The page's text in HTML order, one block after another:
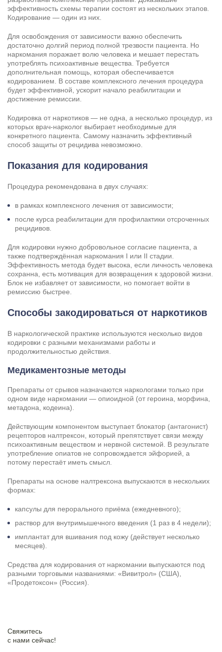
эффективность схемы терапии состоят из нескольких этапов.
Кодирование — один из них.
Для освобождения от зависимости важно обеспечить
достаточно долгий период полной трезвости пациента. Но
наркомания поражает волю человека и мешает перестать
употреблять психоактивные вещества. Требуется
дополнительная помощь, которая обеспечивается
кодированием. В составе комплексного лечения процедура
будет эффективной, ускорит начало реабилитации и
достижение ремиссии.
Кодировка от наркотиков — не одна, а несколько процедур, из
которых врач-нарколог выбирает необходимые для
конкретного пациента. Самому назначить эффективный
способ защиты от рецидива невозможно.
Показания для кодирования
Процедура рекомендована в двух случаях:
в рамках комплексного лечения от зависимости;
после курса реабилитации для профилактики отсроченных
рецидивов.
Для кодировки нужно добровольное согласие пациента, а
также подтверждённая наркомания I или II стадии.
Эффективность метода будет высока, если личность человека
сохранна, есть мотивация для возвращения к здоровой жизни.
Блок не избавляет от зависимости, но помогает войти в
ремиссию быстрее.
Способы закодироваться от наркотиков
В наркологической практике используются несколько видов
кодировки с разными механизмами работы и
продолжительностью действия.
Медикаментозные методы
Препараты от срывов назначаются наркологами только при
одном виде наркомании — опиоидной (от героина, морфина,
метадона, кодеина).
Действующим компонентом выступает блокатор (антагонист)
рецепторов налтрексон, который препятствует связи между
психоактивным веществом и нервной системой. В результате
употребление опиатов не сопровождается эйфорией, а
потому перестаёт иметь смысл.
Препараты на основе налтрексона выпускаются в нескольких
формах:
капсулы для перорального приёма (ежедневного);
раствор для внутримышечного введения (1 раз в 4 недели);
имплантат для вшивания под кожу (действует несколько
месяцев).
Средства для кодирования от наркомании выпускаются под
разными торговыми названиями: «Вивитрол» (США),
«Продетоксон» (Россия).
Свяжитесь
c нами сейчас!